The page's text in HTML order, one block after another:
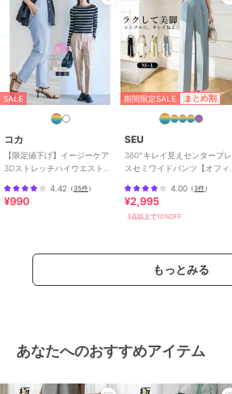
SALE
コカ
【限定値下げ】イージーケア
3Dストレッチハイウエストパ
4.42 （35件）
¥990
期間限定SALE まとめ割
SEU
360°キレイ見えセンタープレ
スセミワイドパンツ【オフィ
ジュアル】
4.00 （3件）
¥2,995
3点以上で10%OFF
もっとみる
あなたへのおすすめアイテム